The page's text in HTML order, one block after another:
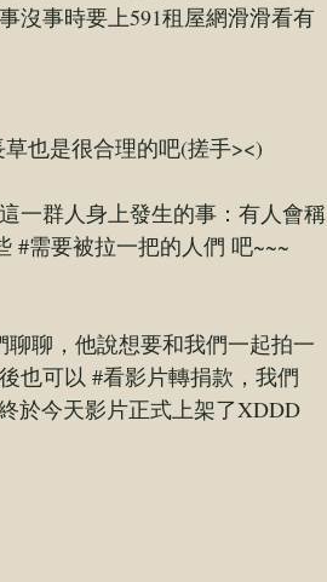
沒事時要上591租屋網滑滑看有
也是很合理的吧(搓手><)
一群人身上發生的事：有人會稱
#需要被拉一把的人們 吧~~~
聊，他說想要和我們一起拍一
也可以 #看影片轉捐款 ，我們
於今天影片正式上架了XDDD